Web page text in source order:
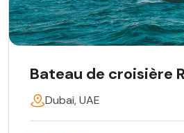
Bateau de croisière
Dubai, UAE